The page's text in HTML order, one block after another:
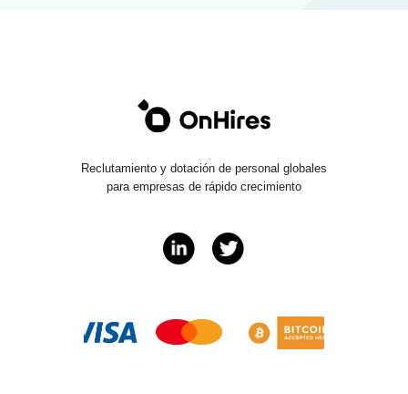
Reclutamiento y dotación de personal globales
para empresas de rápido crecimiento